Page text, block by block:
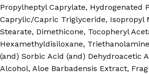
Propylheptyl Caprylate, Hydrogenated
Caprylic/Capric Triglyceride, Isopropyl
Stearate, Dimethicone, Tocopheryl
Hexamethyldisiloxane,
(and) Sorbic Acid (and) Dehydroacetic
Alcohol, Aloe Barbadensis Extract,